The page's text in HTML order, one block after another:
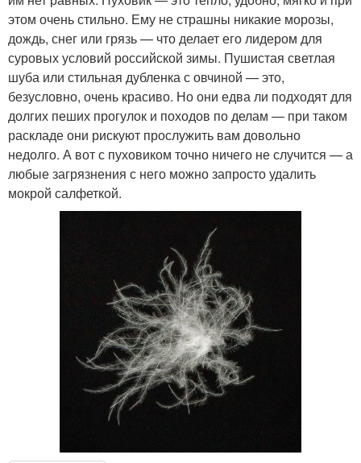
этом очень стильно. Ему не страшны никакие морозы,
дождь, снег или грязь — что делает его лидером для
суровых условий российской зимы. Пушистая светлая
шуба или стильная дубленка с овчиной — это,
безусловно, очень красиво. Но они едва ли подходят для
долгих пеших прогулок и походов по делам — при таком
раскладе они рискуют прослужить вам довольно
недолго. А вот с пуховиком точно ничего не случится — а
любые загрязнения с него можно запросто удалить
мокрой салфеткой.